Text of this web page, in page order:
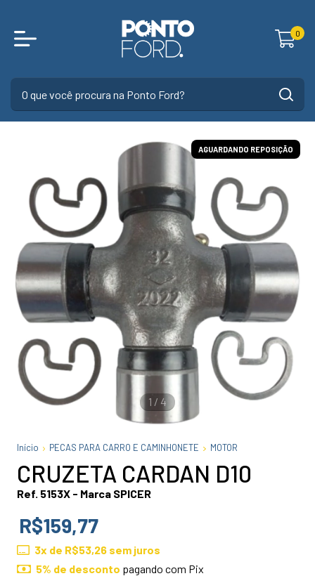
0
AGUARDANDO REPOSIÇÃO
1 / 4
Início PECAS PARA CARRO E CAMINHONETE MOTOR
CRUZETA CARDAN D10
Ref. 5153X - Marca SPICER
R$159,77
3x de R$53,26 sem juros
5% de desconto pagando com Pix